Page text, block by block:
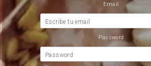
Email
Escribe tu email
Password
Password